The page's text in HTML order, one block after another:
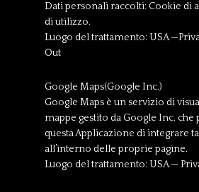
Dati personali raccolti: Cookie di
di utilizzo.
Luogo del trattamento: USA
Out
Google Maps(Google Inc.)
Google Maps è un servizio di
mappe gestito da Google Inc. che
questa Applicazione di integrare
all’interno delle proprie pagine.
Luogo del trattamento: USA —